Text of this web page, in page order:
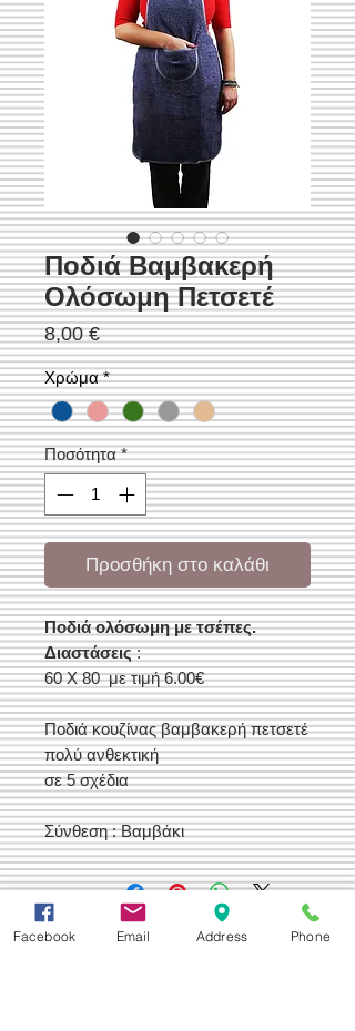
Ποδιά Βαμβακερή
Ολόσωμη Πετσετέ
8,00 €Τιμή
Χρώμα *
Ποσότητα *
Προσθήκη στο καλάθι
Ποδιά ολόσωμη με τσέπες.
Διαστάσεις:
60 Χ 80 με τιμή 6.00€
Ποδιά κουζίνας βαμβακερή πετσετέ
πολύ ανθεκτική
σε 5 σχέδια
Σύνθεση : Βαμβάκι
Δεχόμαστε
Facebook Email Address Phone